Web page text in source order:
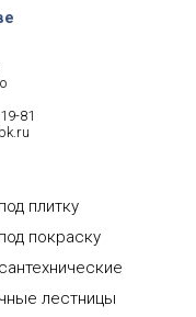
81
плитку
покраску
лестницы